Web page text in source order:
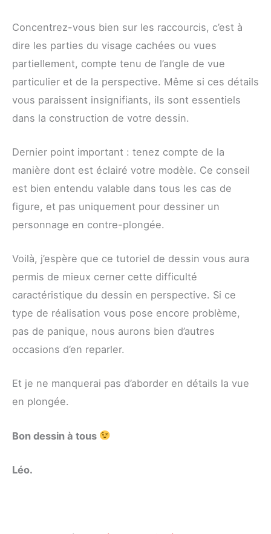
Concentrez-vous bien sur les raccourcis, c’est à
dire les parties du visage cachées ou vues
partiellement, compte tenu de l’angle de vue
particulier et de la perspective. Même si ces détails
vous paraissent insignifiants, ils sont essentiels
dans la construction de votre dessin.
Dernier point important : tenez compte de la
manière dont est éclairé votre modèle. Ce conseil
est bien entendu valable dans tous les cas de
figure, et pas uniquement pour dessiner un
personnage en contre-plongée.
Voilà, j’espère que ce tutoriel de dessin vous aura
permis de mieux cerner cette difficulté
caractéristique du dessin en perspective. Si ce
type de réalisation vous pose encore problème,
pas de panique, nous aurons bien d’autres
occasions d’en reparler.
Et je ne manquerai pas d’aborder en détails la vue
en plongée.
Bon dessin à tous
Léo.